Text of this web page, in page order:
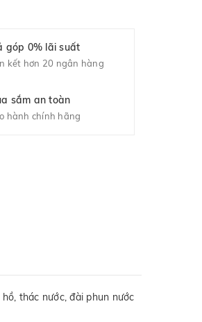
góp 0% lãi suất
kết hơn 20 ngân hàng
sắm an toàn
hành chính hãng
thác nước, đài phun nước